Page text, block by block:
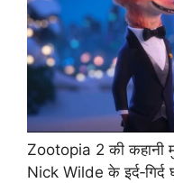
Zootopia 2 की
Nick Wilde के